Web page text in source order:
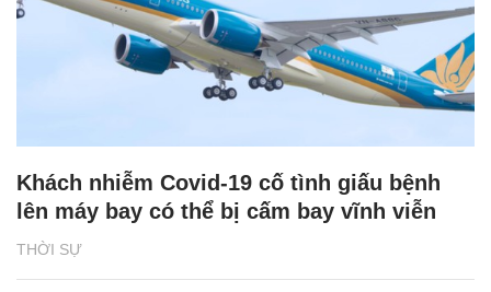
THỜI SỰ
Khách nhiễm Covid-19 cố tình giấu bệnh
lên máy bay có thể bị cấm bay vĩnh viễn